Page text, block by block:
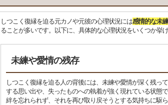
しつこく復縁を迫る元カノや元彼の心理状況には感情的な未
ることが多いです。以下に、具体的な心理状況をいくつか挙げ
未練や愛情の残存
しつこく復縁を迫る人の背後には、未練や愛情が深く残っ
する思い出や、失ったものへの執着が強く現れている状態
絆を忘れられず、それを再び取り戻そうとする気持ちに駆